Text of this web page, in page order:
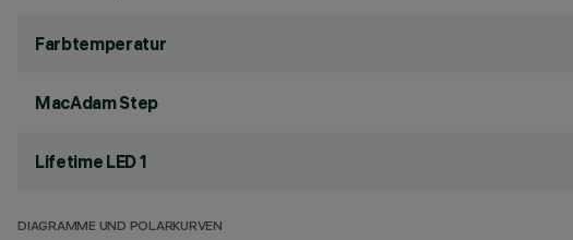
Farbtemperatur
MacAdam Step
Lifetime LED 1
DIAGRAMME UND POLARKURVEN